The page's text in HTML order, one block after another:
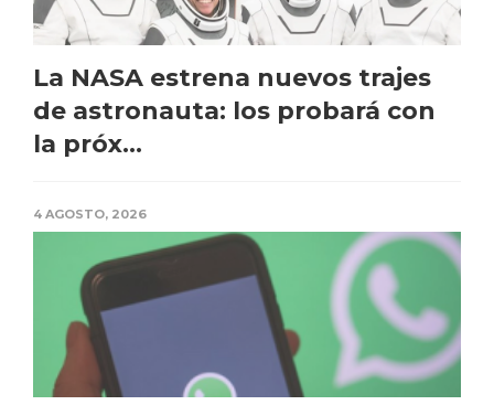
La NASA estrena nuevos trajes
de astronauta: los probará con
la próx...
4 AGOSTO, 2026